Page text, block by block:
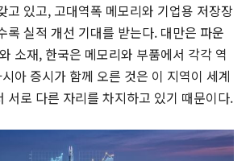
고 있고, 고대역폭 메모리와 기업용 저장장
록 실적 개선 기대를 받는다. 대만은 파운
소재, 한국은 메모리와 부품에서 각각 역
아 증시가 함께 오른 것은 이 지역이 세계
서로 다른 자리를 차지하고 있기 때문이다.